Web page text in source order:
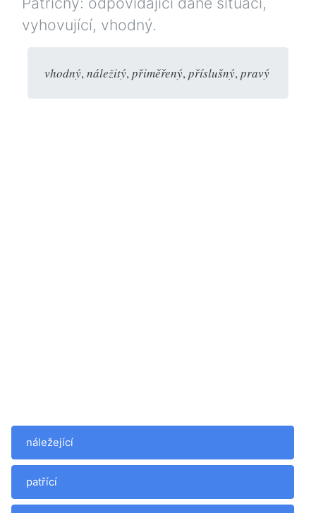
vyhovující, vhodný.
vhodný,náležitý,přiměřený,příslušný,pravý
náležející
patřící